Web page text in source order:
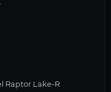
Raptor Lake-R